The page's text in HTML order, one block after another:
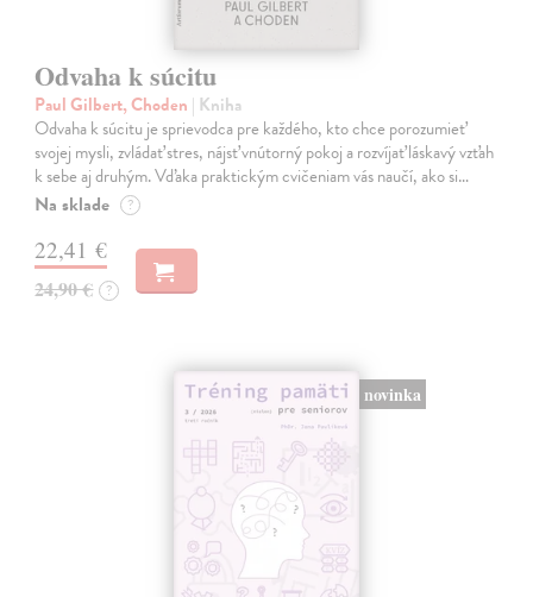
Odvaha k súcitu
Paul Gilbert, Choden | Kniha
Odvaha k súcitu je sprievodca pre každého, kto chce porozumieť
svojej mysli, zvládať stres, nájsť vnútorný pokoj a rozvíjať láskavý vzťah
k sebe aj druhým. Vďaka praktickým cvičeniam vás naučí, ako si…
Na sklade ?
22,41 €
24,90 € ?
novinka